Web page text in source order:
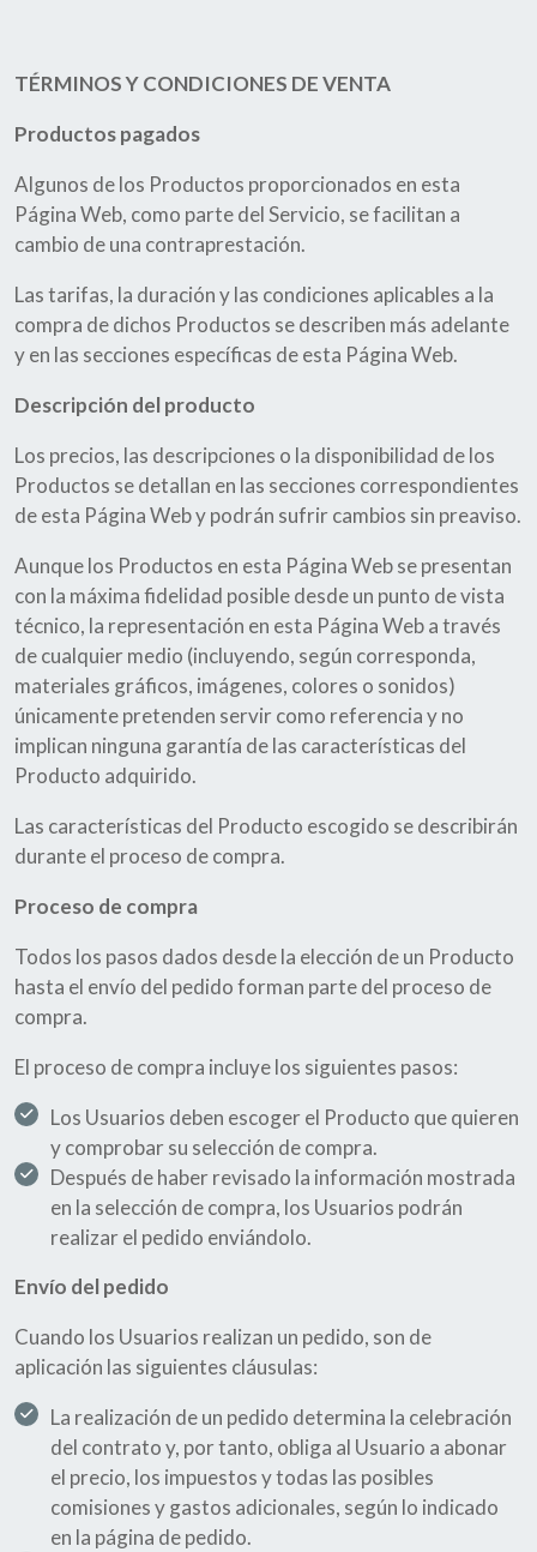
TÉRMINOS Y CONDICIONES DE VENTA
Productos pagados
Algunos de los Productos proporcionados en esta
Página Web, como parte del Servicio, se facilitan a
cambio de una contraprestación.
Las tarifas, la duración y las condiciones aplicables a la
compra de dichos Productos se describen más adelante
y en las secciones específicas de esta Página Web.
Descripción del producto
Los precios, las descripciones o la disponibilidad de los
Productos se detallan en las secciones correspondientes
de esta Página Web y podrán sufrir cambios sin preaviso.
Aunque los Productos en esta Página Web se presentan
con la máxima fidelidad posible desde un punto de vista
técnico, la representación en esta Página Web a través
de cualquier medio (incluyendo, según corresponda,
materiales gráficos, imágenes, colores o sonidos)
únicamente pretenden servir como referencia y no
implican ninguna garantía de las características del
Producto adquirido.
Las características del Producto escogido se describirán
durante el proceso de compra.
Proceso de compra
Todos los pasos dados desde la elección de un Producto
hasta el envío del pedido forman parte del proceso de
compra.
El proceso de compra incluye los siguientes pasos:
Los Usuarios deben escoger el Producto que quieren
y comprobar su selección de compra.
Después de haber revisado la información mostrada
en la selección de compra, los Usuarios podrán
realizar el pedido enviándolo.
Envío del pedido
Cuando los Usuarios realizan un pedido, son de
aplicación las siguientes cláusulas:
La realización de un pedido determina la celebración
del contrato y, por tanto, obliga al Usuario a abonar
el precio, los impuestos y todas las posibles
comisiones y gastos adicionales, según lo indicado
en la página de pedido.